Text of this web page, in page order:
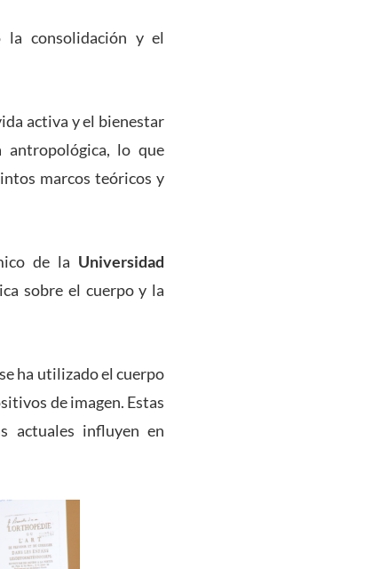
la consolidación y el
activa y el bienestar
antropológica, lo que
marcos teóricos y
de la Universidad
sobre el cuerpo y la
ha utilizado el cuerpo
de imagen. Estas
actuales influyen en